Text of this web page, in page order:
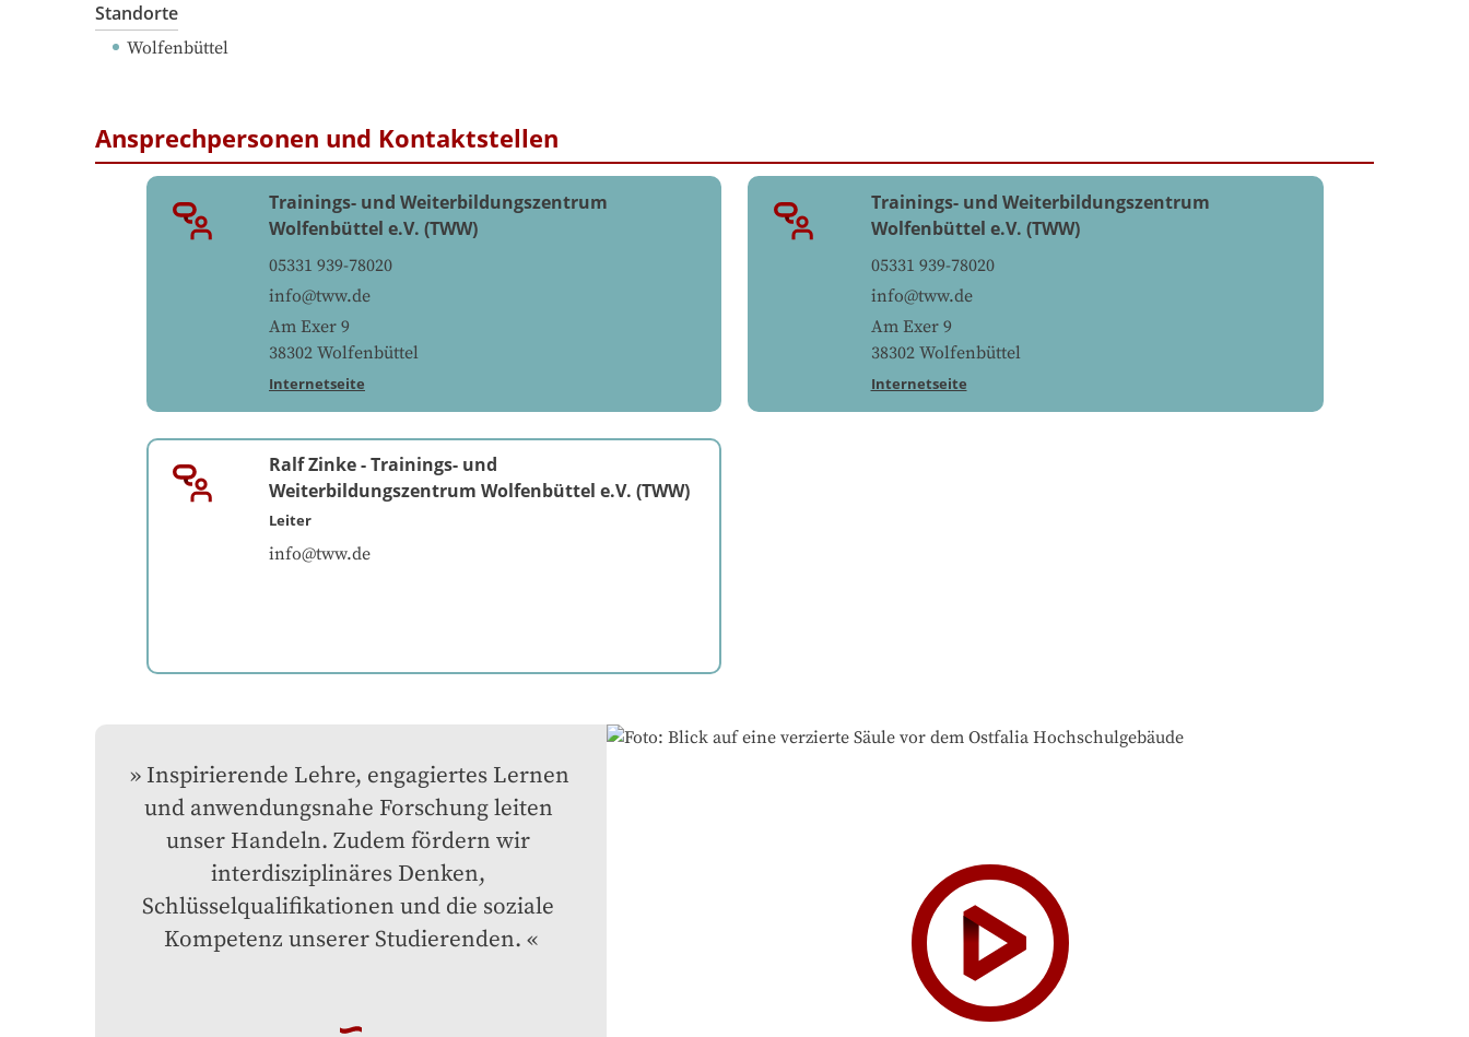
Standorte
Wolfenbüttel
Ansprechpersonen und Kontaktstellen
Trainings- und Weiterbildungszentrum
Wolfenbüttel e.V. (TWW)
05331 939-78020
info@tww.de
Am Exer 9
38302 Wolfenbüttel
Internetseite
Trainings- und Weiterbildungszentrum
Wolfenbüttel e.V. (TWW)
05331 939-78020
info@tww.de
Am Exer 9
38302 Wolfenbüttel
Internetseite
Ralf Zinke-Trainings- und
Weiterbildungszentrum Wolfenbüttel e.V. (TWW)
Leiter
info@tww.de
Inspirierende Lehre, engagiertes Lernen
und anwendungsnahe Forschung leiten
unser Handeln. Zudem fördern wir
interdisziplinäres Denken,
Schlüsselqualifikationen und die soziale
Kompetenz unserer Studierenden.